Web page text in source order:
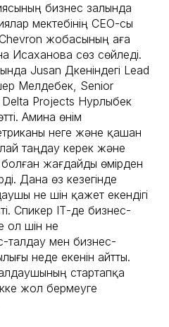
бизнес залында
мектебінің СЕО-сы
жобасының аға
Исаханова сөз сөйледі.
Jusan Дүкеніндегі Lead
Мелдебек, Senior
Projects Нурлыбек
Амина өнім
неге және қашан
таңдау керек және
жағдайды өмірден
Дана өз кезегінде
не үшін қажет екендігі
Спикер ІТ-де бизнес-
ол үшін не
талдау мен бизнес-
неде екенін айтты.
стартапқа
жол бермеуге